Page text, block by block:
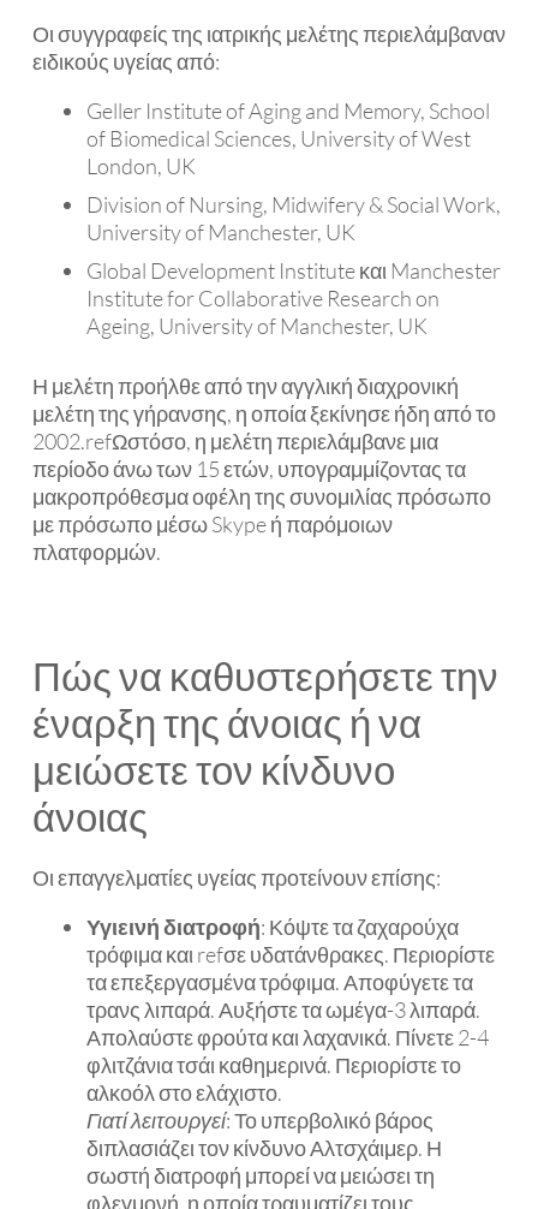
Οι συγγραφείς της ιατρικής μελέτης περιελάμβαναν
ειδικούς υγείας από:
Geller Institute of Aging and Memory, School
of Biomedical Sciences, University of West
London, UK
Division of Nursing, Midwifery & Social Work,
University of Manchester, UK
Global Development Institute και Manchester
Institute for Collaborative Research on
Ageing, University of Manchester, UK
Η μελέτη προήλθε από την αγγλική διαχρονική
μελέτη της γήρανσης, η οποία ξεκίνησε ήδη από το
2002.refΩστόσο, η μελέτη περιελάμβανε μια
περίοδο άνω των 15 ετών, υπογραμμίζοντας τα
μακροπρόθεσμα οφέλη της συνομιλίας πρόσωπο
με πρόσωπο μέσω Skype ή παρόμοιων
πλατφορμών.
Πώς να καθυστερήσετε την
έναρξη της άνοιας ή να
μειώσετε τον κίνδυνο
άνοιας
Οι επαγγελματίες υγείας προτείνουν επίσης:
Υγιεινή διατροφή: Κόψτε τα ζαχαρούχα
τρόφιμα και refσε υδατάνθρακες. Περιορίστε
τα επεξεργασμένα τρόφιμα. Αποφύγετε τα
τρανς λιπαρά. Αυξήστε τα ωμέγα-3 λιπαρά.
Απολαύστε φρούτα και λαχανικά. Πίνετε 2-4
φλιτζάνια τσάι καθημερινά. Περιορίστε το
αλκοόλ στο ελάχιστο.
Γιατί λειτουργεί: Το υπερβολικό βάρος
διπλασιάζει τον κίνδυνο Αλτσχάιμερ. Η
σωστή διατροφή μπορεί να μειώσει τη
φλεγμονή, η οποία τραυματίζει τους